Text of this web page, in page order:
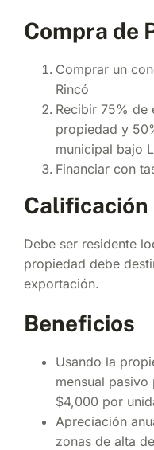
Compra de
Comprar un
Rincó
Recibir 75% de
propiedad y
municipal bajo
Financiar con
Calificación
Debe ser residente
propiedad debe
exportación.
Beneficios
Usando la
mensual
$4,000 por
Apreciación
zonas de alta